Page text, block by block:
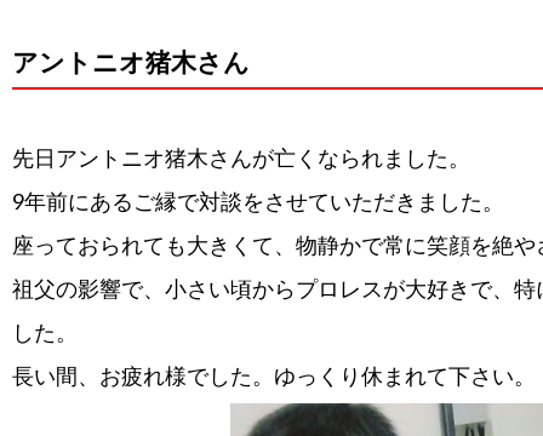
アントニオ猪木さん
先日アントニオ猪木さんが亡くなられました。
9年前にあるご縁で対談をさせていただきました。
座っておられても大きくて、物静かで常に笑顔を絶
祖父の影響で、小さい頃からプロレスが大好きで、
した。
長い間、お疲れ様でした。ゆっくり休まれて下さい。